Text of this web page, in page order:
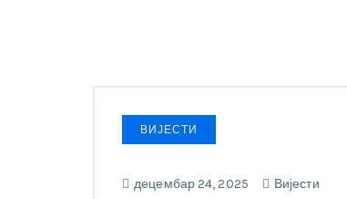
ВИЈЕСТИ
децембар 24, 2025 Вијести